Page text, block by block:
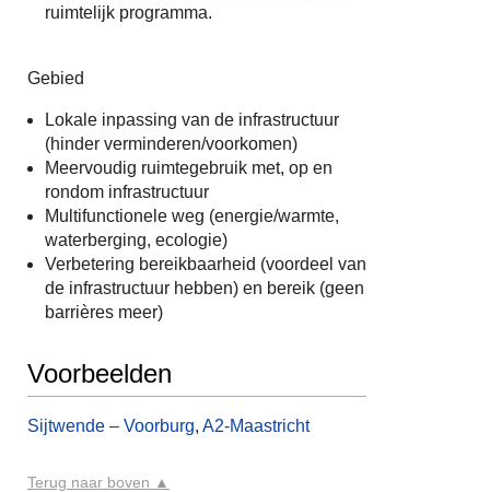
ruimtelijk programma.
Gebied
Lokale inpassing van de infrastructuur
(hinder verminderen/voorkomen)
Meervoudig ruimtegebruik met, op en
rondom infrastructuur
Multifunctionele weg (energie/warmte,
waterberging, ecologie)
Verbetering bereikbaarheid (voordeel van
de infrastructuur hebben) en bereik (geen
barrières meer)
Voorbeelden
Sijtwende – Voorburg, A2-Maastricht
Terug naar boven ▲